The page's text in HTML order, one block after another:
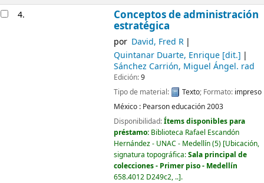
4. Conceptos de administración
estratégica
por David, Fred R
Quintanar Duarte, Enrique[dit.]
Sánchez Carrión, Miguel Ángel. rad
Edición:9
Tipo de material:
Texto; Formato: impreso
México : Pearson educación2003
Disponibilidad:Ítems disponibles para
préstamo: Biblioteca Rafael Escandón
Hernández - UNAC - Medellín(5) Ubicación,
signatura topográfica:Sala principal de
colecciones - Primer piso - Medellín
658.4012 D249c2, .. .